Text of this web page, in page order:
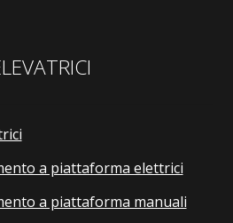
a piattaforma elettrici
a piattaforma manuali